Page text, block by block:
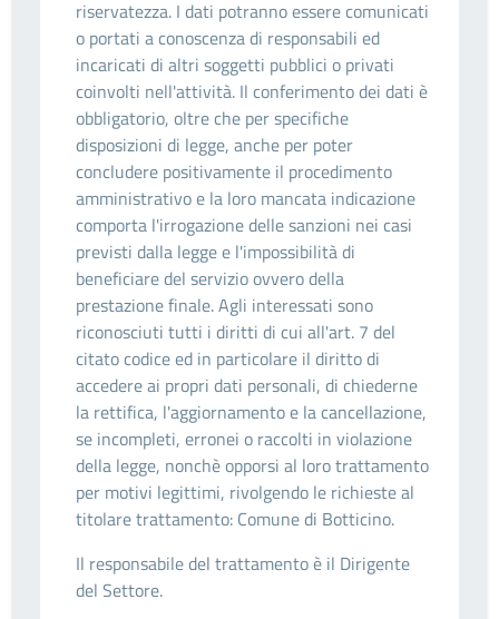
riservatezza. I dati potranno essere comunicati
o portati a conoscenza di responsabili ed
incaricati di altri soggetti pubblici o privati
coinvolti nell'attività. Il conferimento dei dati è
obbligatorio, oltre che per specifiche
disposizioni di legge, anche per poter
concludere positivamente il procedimento
amministrativo e la loro mancata indicazione
comporta l'irrogazione delle sanzioni nei casi
previsti dalla legge e l'impossibilità di
beneficiare del servizio ovvero della
prestazione finale. Agli interessati sono
riconosciuti tutti i diritti di cui all'art. 7 del
citato codice ed in particolare il diritto di
accedere ai propri dati personali, di chiederne
la rettifica, l'aggiornamento e la cancellazione,
se incompleti, erronei o raccolti in violazione
della legge, nonchè opporsi al loro trattamento
per motivi legittimi, rivolgendo le richieste al
titolare trattamento: Comune di Botticino.
Il responsabile del trattamento è il Dirigente
del Settore.